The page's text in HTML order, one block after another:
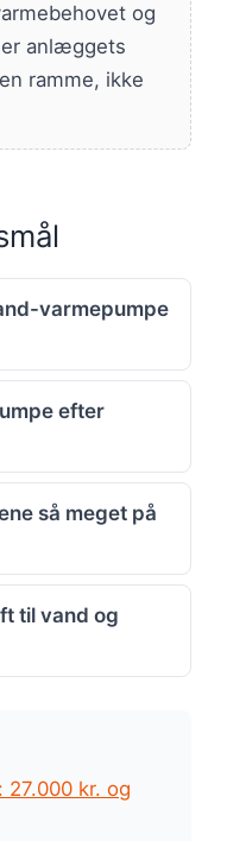
og
anlæggets
ramme, ikke
varmepumpe
efter
så meget på
til vand og
kr. og